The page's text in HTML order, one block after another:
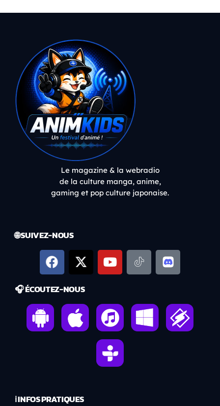
Le magazine & la webradio
de la culture manga, anime,
gaming et pop culture japonaise.
🌐 SUIVEZ-NOUS
🎧 ÉCOUTEZ-NOUS
ℹ️ INFOS PRATIQUES